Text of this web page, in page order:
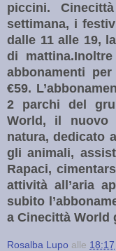
piccini.
settimana, i
dalle 11 alle 19,
di mattina.
abbonamenti
€59.
2 parchi del
World, il nuovo
natura, dedicato
gli animali,
Rapaci,
attività all’aria
subito
a Cinecittà World
Rosalba Lupo alle 18:17